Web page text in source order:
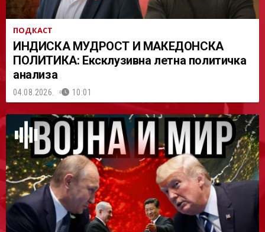
ПОДКАСТ
ИНДИСКА МУДРОСТ И МАКЕДОНСКА
ПОЛИТИКА: Ексклузивна летна политичка
анализа
04.08.2026. 10:01